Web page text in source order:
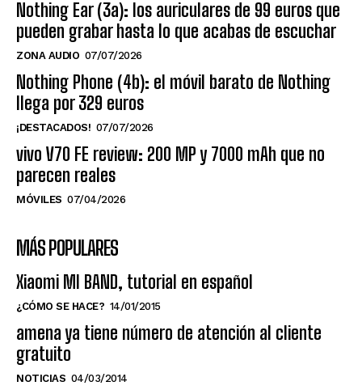
Nothing Ear (3a): los auriculares de 99 euros que
pueden grabar hasta lo que acabas de escuchar
ZONA AUDIO 07/07/2026
Nothing Phone (4b): el móvil barato de Nothing
llega por 329 euros
¡DESTACADOS! 07/07/2026
vivo V70 FE review: 200 MP y 7000 mAh que no
parecen reales
MÓVILES 07/04/2026
MÁS POPULARES
Xiaomi MI BAND, tutorial en español
¿CÓMO SE HACE? 14/01/2015
amena ya tiene número de atención al cliente
gratuito
NOTICIAS 04/03/2014